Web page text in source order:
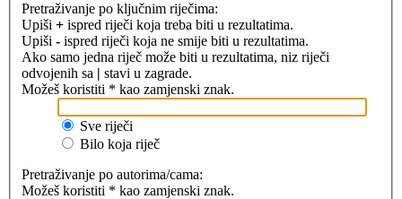
Pretraživanje po ključnim riječima:
Upiši + ispred riječi koja treba biti u rezultatima.
Upiši - ispred riječi koja ne smije biti u rezultatima.
Ako samo jedna riječ može biti u rezultatima, niz riječi
odvojenih sa | stavi u zagrade.
Možeš koristiti * kao zamjenski znak.
Sve riječi
Bilo koja riječ
Pretraživanje po autorima/cama:
Možeš koristiti * kao zamjenski znak.